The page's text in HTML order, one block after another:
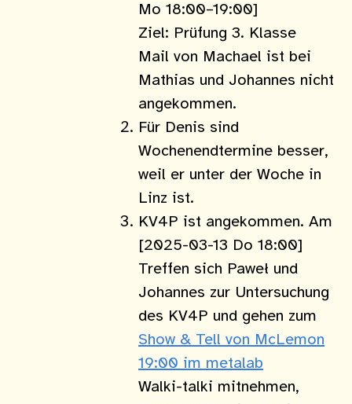
Mo 18:00–19:00]
Ziel: Prüfung 3. Klasse
Mail von Machael ist bei
Mathias und Johannes nicht
angekommen.
Für Denis sind
Wochenendtermine besser,
weil er unter der Woche in
Linz ist.
KV4P ist angekommen. Am
[2025-03-13 Do 18:00]
Treffen sich Paweł und
Johannes zur Untersuchung
des KV4P und gehen zum
Show & Tell von McLemon
19:00 im metalab
Walki-talki mitnehmen,